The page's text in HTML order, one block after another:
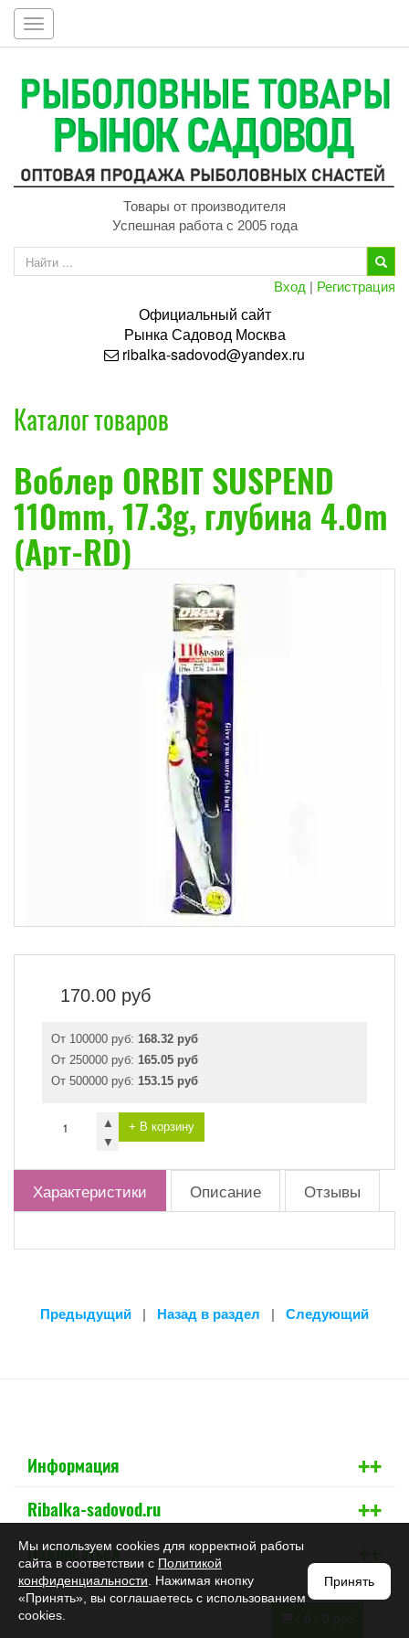
Toggle
navigation
Товары от производителя
Успешная работа с 2005 года
Вход | Регистрация
Официальный сайт
РынкаСадовод Москва
ribalka-sadovod@yandex.ru
Каталог товаров
Воблер ORBIT SUSPEND
110mm, 17.3g, глубина 4.0m
(Арт-RD)
170.00 руб
От 100000 руб: 168.32 руб
От 250000 руб: 165.05 руб
От 500000 руб: 153.15 руб
▲
▼
+ В корзину
Характеристики Описание Отзывы
Предыдущий | Назад в раздел | Следующий
Информация +
+
Ribalka-sadovod.ru +
+
Подписаться +
+
Мы используем cookies для корректной работы
сайта в соответствии с Политикой
конфиденциальности . Нажимая кнопку
«Принять», вы соглашаетесь с использованием
cookies.
Принять